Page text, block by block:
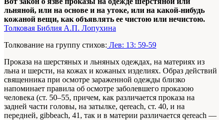
льняной, или на основе и на утоке, или на какой-нибудь
кожаной вещи, как объявлять ее чистою или нечистою.
Толковая Библия А.П. Лопухина
Толкование на группу стихов: Лев: 13: 59-59
Проказа на шерстяных и льняных одеждах, на материях из
льна и шерсти, на кожах и кожаных изделиях. Образ действий
священника при осмотре зараженной одежды близко
напоминает правила об осмотре заболевшего проказою
человека (ст. 50–55, причем, как различается проказа на
задней части головы, на затылке, qereach, ст. 40, и на
передней, gibbeach, 41, так и в материи различается qereach —